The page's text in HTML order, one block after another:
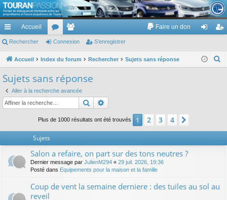
TouranPassion
Le forum des propriétaires ou futurs acquéreurs du Volkswagen Touran
cc
ès
pi
de
Accueil
or
u
s
e
m
Faire un don
ne nr
Rechercher Connexion S’enregistrer
Accueil Index du forum Rechercher Sujets sans réponse
Sujets sans réponse
Aller à la recherche avancée
Rechercher
Plus de 1000 résultats ont été trouvés 1 2 3 4
Sujets
Salon a refaire, on part sur des tons neutres ?
Dernier message par JulienM294 « 29 juil. 2026, 19:36
Posté dans Equipements pour la maison et la famille
Coup de vent la semaine derniere : des tuiles au sol au
reveil